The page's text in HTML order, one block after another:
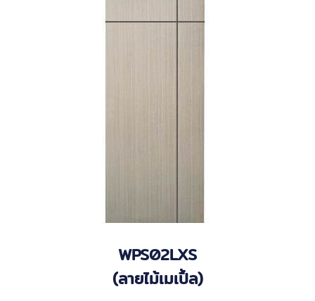
WPS02LXS
(ลายไม้เมเปิ้ล)